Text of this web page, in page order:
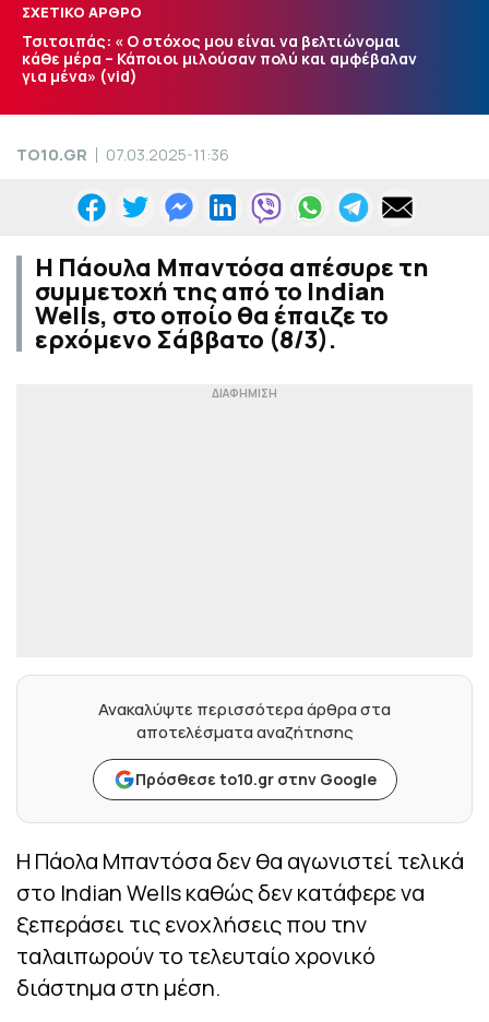
ΣΧΕΤΙΚΟ ΑΡΘΡΟ
Τσιτσιπάς: « Ο στόχος μου είναι να βελτιώνομαι
κάθε μέρα – Κάποιοι μιλούσαν πολύ και αμφέβαλαν
για μένα» (vid)
TO10.GR 07.03.2025-11:36
Η Πάουλα Μπαντόσα απέσυρε τη
συμμετοχή της από το Indian
Wells, στο οποίο θα έπαιζε το
ερχόμενο Σάββατο (8/3).
Ανακαλύψτε περισσότερα άρθρα στα
αποτελέσματα αναζήτησης
Πρόσθεσε to10.gr στην Google
Η Πάολα Μπαντόσα δεν θα αγωνιστεί τελικά
στο Indian Wells καθώς δεν κατάφερε να
ξεπεράσει τις ενοχλήσεις που την
ταλαιπωρούν το τελευταίο χρονικό
διάστημα στη μέση.